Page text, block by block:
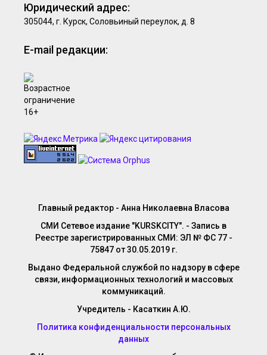
Юридический адрес:
305044, г. Курск, Соловьиный переулок, д. 8
E-mail редакции:
Главный редактор - Анна Николаевна Власова
СМИ Сетевое издание "KURSKCITY". - Запись в
Реестре зарегистрированных СМИ: ЭЛ № ФС 77 -
75847 от 30.05.2019 г.
Выдано Федеральной службой по надзору в сфере
связи, информационных технологий и массовых
коммуникаций.
Учредитель - Касаткин А.Ю.
Политика конфиденциальности персональных
данных